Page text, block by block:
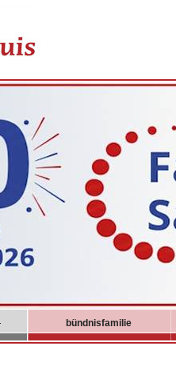
bündnisfamilie